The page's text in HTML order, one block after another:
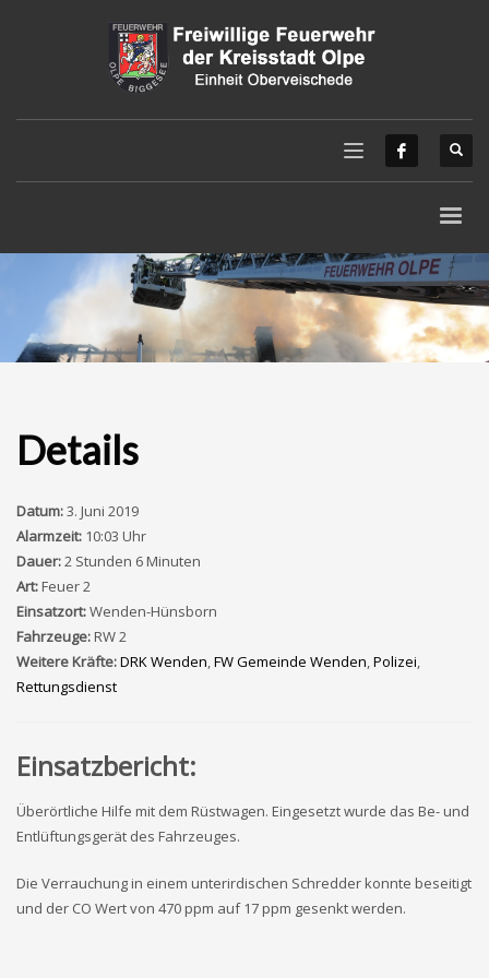
Details
Datum:3. Juni 2019
Alarmzeit: 10:03 Uhr
Dauer:2 Stunden 6 Minuten
Art:Feuer 2
Einsatzort:Wenden-Hünsborn
Fahrzeuge:RW 2
Weitere Kräfte:DRK Wenden,FW Gemeinde Wenden,Polizei,
Rettungsdienst
Einsatzbericht:
Überörtliche Hilfe mit dem Rüstwagen. Eingesetzt wurde das Be- und
Entlüftungsgerät des Fahrzeuges.
Die Verrauchung in einem unterirdischen Schredder konnte beseitigt
und der CO Wert von 470 ppm auf 17 ppm gesenkt werden.